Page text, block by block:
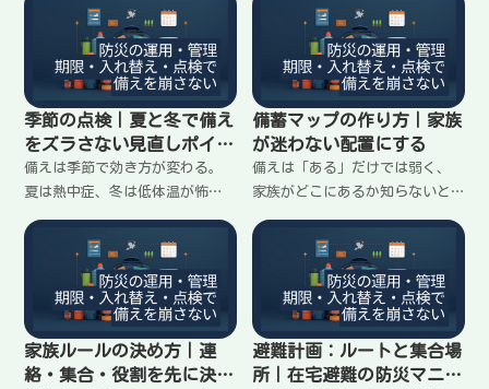
必要な種類の絞り方、保管場
所、入替のタイミングを在宅避
難向けに最小ルールで整理しま
水・食・トイレ・ライト・電源
など、在宅避難で最低限確認す
るチェックをまとめます。
季節の点検｜夏と冬で備え
をズラさない見直しポイン
ト
備えは季節で効き方が変わる。
夏は熱中症、冬は低体温が怖
り、置き場所と使える状態を整
えるのが目的。夏/冬それぞれの
見直しポイントを在宅避難向け
に整理します。
備蓄マップの作り方｜家族
が迷わない配置にする
備えは「ある」だけでは弱く、
家族がどこにあるか知らないと
一覧より、場所を固定して共有
するのが目的。家の中の分散配
置と、最小で作れるマップの作
り方を在宅避難向けに整理しま
す。
家族ルールの決め方｜連
絡・集合・役割を先に決め
避難計画：ルートと集合場
所｜在宅避難の防災マニュ